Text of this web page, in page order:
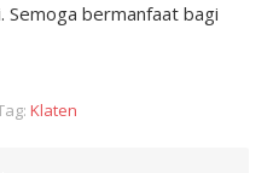
Semoga bermanfaat bagi
Klaten